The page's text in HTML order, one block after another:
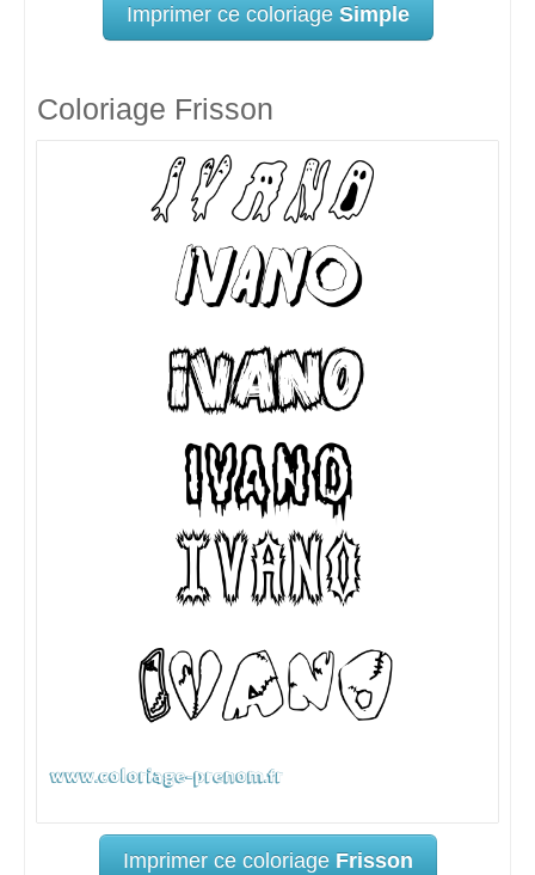
Imprimer ce coloriage Simple
Coloriage Frisson
Imprimer ce coloriage Frisson